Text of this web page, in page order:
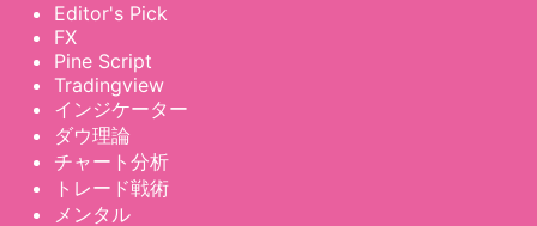
Editor's Pick
FX
Pine Script
Tradingview
インジケーター
ダウ理論
チャート分析
トレード戦術
メンタル